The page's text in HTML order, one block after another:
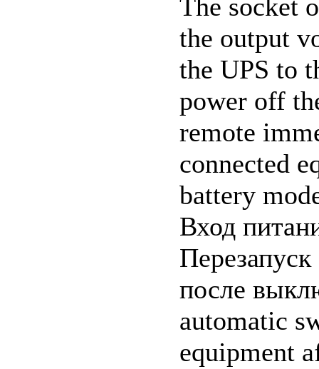
The socket
the output
the UPS to
power off
remote
connected
battery
Вход
после
automatic
equipment